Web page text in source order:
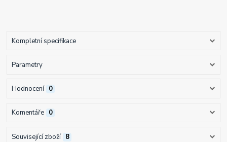
Kompletní specifikace
Parametry
Hodnocení 0
Komentáře 0
Související zboží 8